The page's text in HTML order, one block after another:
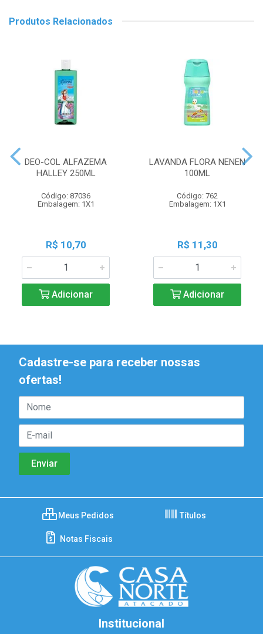
Produtos Relacionados
DEO-COL ALFAZEMA
HALLEY 250ML
Código: 87036
Embalagem: 1X1
R$ 10,70
Adicionar
LAVANDA FLORA NENEN
100ML
Código: 762
Embalagem: 1X1
R$ 11,30
Adicionar
Cadastre-se para receber nossas
ofertas!
Meus Pedidos Títulos
Notas Fiscais
Institucional